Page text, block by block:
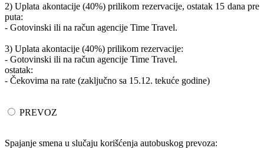
2) Uplata akontacije (40%) prilikom rezervacije, ostatak 15 dana pre
puta:
- Gotovinski ili na račun agencije Time Travel.
3) Uplata akontacije (40%) prilikom rezervacije:
- Gotovinski ili na račun agencije Time Travel.
ostatak:
- Čekovima na rate (zaključno sa 15.12. tekuće godine)
PREVOZ
Spajanje smena u slučaju korišćenja autobuskog prevoza: